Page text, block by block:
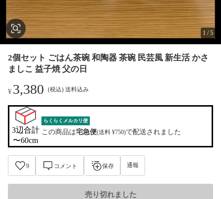
1 /5
2個セット ごはん茶碗 和陶器 茶碗 民芸風 新生活 かさ
ましこ 益子焼 父の日
¥3,380 (税込) 送料込み
3辺合計
〜60cm
らくらくメルカリ便
この商品は宅急便(送料 ¥750)で配送されました
9 コメント 保存 通報
売り切れました